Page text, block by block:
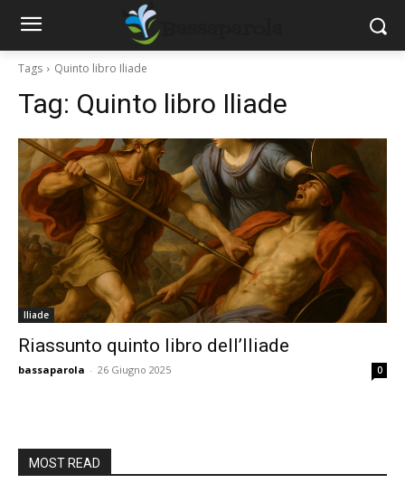
Tags Quinto libro Iliade
Tag: Quinto libro Iliade
Iliade
Riassunto quinto libro dell’Iliade
bassaparola - 26 Giugno 2025 0
MOST READ